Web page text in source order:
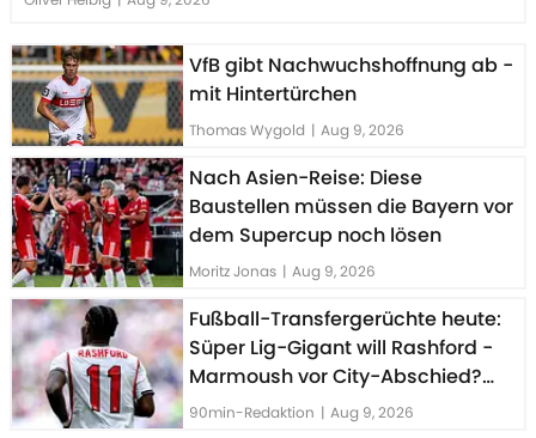
VfB gibt Nachwuchshoffnung ab -
mit Hintertürchen
Thomas Wygold | Aug 9, 2026
Nach Asien-Reise: Diese
Baustellen müssen die Bayern vor
dem Supercup noch lösen
Moritz Jonas | Aug 9, 2026
Fußball-Transfergerüchte heute:
Süper Lig-Gigant will Rashford -
Marmoush vor City-Abschied?
Der Real-Plan mit TAA
90min-Redaktion | Aug 9, 2026